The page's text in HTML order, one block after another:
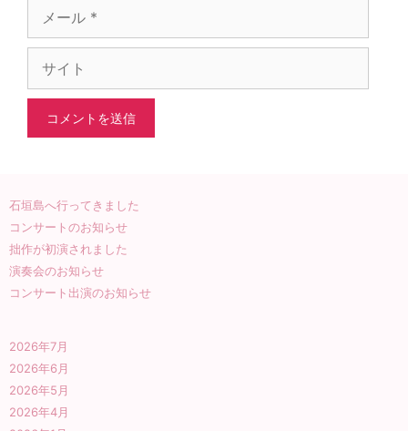
ル
ト
石垣島へ行ってきました
コンサートのお知らせ
拙作が初演されました
演奏会のお知らせ
コンサート出演のお知らせ
2026年7月
2026年6月
2026年5月
2026年4月